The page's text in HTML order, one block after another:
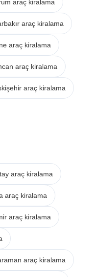
araç kiralama
araç kiralama
araç kiralama
araç kiralama
araç kiralama
araç kiralama
araç kiralama
araç kiralama
araç kiralama